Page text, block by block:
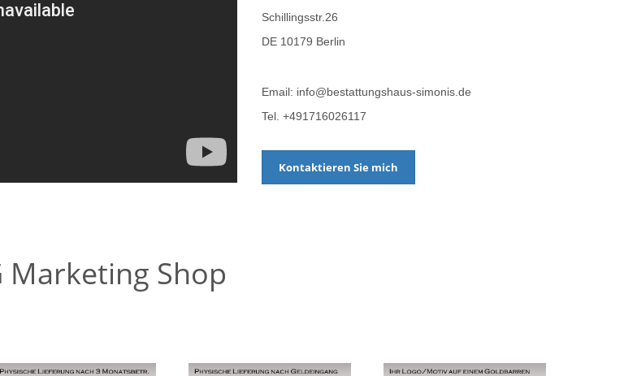
Schillingsstr.26
DE 10179 Berlin
Email: info@bestattungshaus-simonis.de
Tel. +491716026117
Kontaktieren Sie mich
Marketing Shop